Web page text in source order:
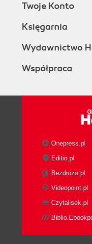
Twoje Konto
Księgarnia
Wydawnictwo
Współpraca
Onepress.pl
Editio.pl
Bezdroza.pl
Videopoint.pl
Czytalisek.pl